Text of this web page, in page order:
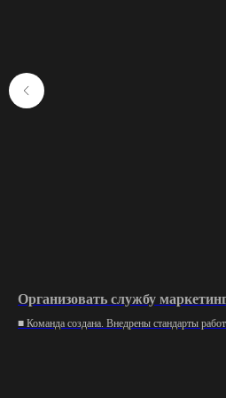
Организовать службу
■ Команда создана. Внедрены стандарты